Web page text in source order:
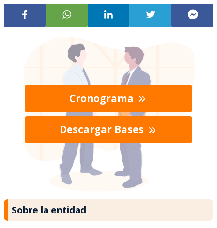
Cronograma
Descargar Bases
Sobre la entidad